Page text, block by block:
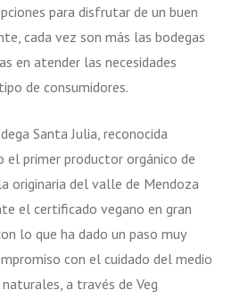
para disfrutar de un buen
cada vez son más las bodegas
en atender las necesidades
de consumidores.
Santa Julia, reconocida
el primer productor orgánico de
originaria del valle de Mendoza
el certificado vegano en gran
lo que ha dado un paso muy
con el cuidado del medio
a través de Veg